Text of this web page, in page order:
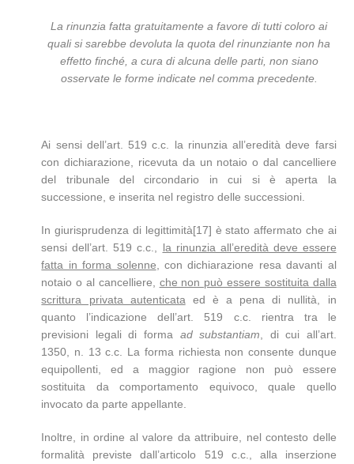
La rinunzia fatta gratuitamente a favore di tutti coloro ai
quali si sarebbe devoluta la quota del rinunziante non ha
effetto finché, a cura di alcuna delle parti, non siano
osservate le forme indicate nel comma precedente.
Ai sensi dell’art. 519 c.c. la rinunzia all’eredità deve farsi
con dichiarazione, ricevuta da un notaio o dal cancelliere
del tribunale del circondario in cui si è aperta la
successione, e inserita nel registro delle successioni.
In giurisprudenza di legittimità[17] è stato affermato che ai
sensi dell’art. 519 c.c., la rinunzia all’eredità deve essere
fatta in forma solenne , con dichiarazione resa davanti al
notaio o al cancelliere, che non può essere sostituita dalla
scrittura privata autenticata ed è a pena di nullità, in
quanto l’indicazione dell’art. 519 c.c. rientra tra le
previsioni legali di forma ad substantiam , di cui all’art.
1350, n. 13 c.c. La forma richiesta non consente dunque
equipollenti, ed a maggior ragione non può essere
sostituita da comportamento equivoco, quale quello
invocato da parte appellante.
Inoltre, in ordine al valore da attribuire, nel contesto delle
formalità previste dall’articolo 519 c.c., alla inserzione